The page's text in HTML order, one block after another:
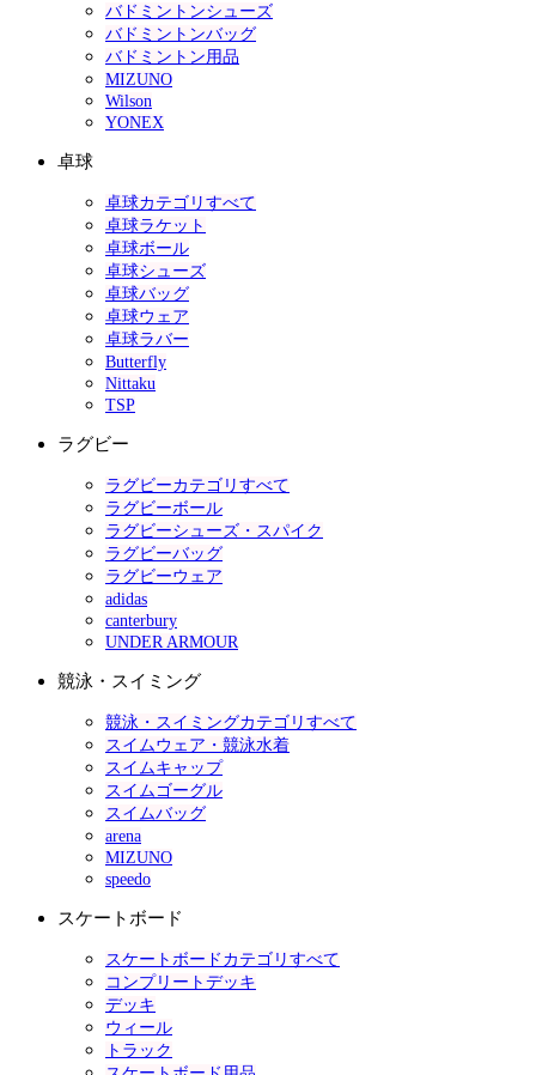
バドミントンシューズ
バドミントンバッグ
バドミントン用品
MIZUNO
Wilson
YONEX
卓球
卓球カテゴリすべて
卓球ラケット
卓球ボール
卓球シューズ
卓球バッグ
卓球ウェア
卓球ラバー
Butterfly
Nittaku
TSP
ラグビー
ラグビーカテゴリすべて
ラグビーボール
ラグビーシューズ・スパイク
ラグビーバッグ
ラグビーウェア
adidas
canterbury
UNDER ARMOUR
競泳・スイミング
競泳・スイミングカテゴリすべて
スイムウェア・競泳水着
スイムキャップ
スイムゴーグル
スイムバッグ
arena
MIZUNO
speedo
スケートボード
スケートボードカテゴリすべて
コンプリートデッキ
デッキ
ウィール
トラック